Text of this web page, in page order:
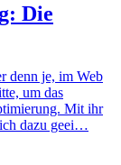
Die
denn je, im Web
um das
Mit ihr
dazu geei…